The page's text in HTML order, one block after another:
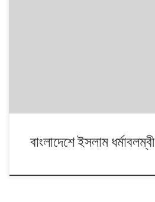
বাংলাদেশে ইসলাম ধর্মাবলম্বী